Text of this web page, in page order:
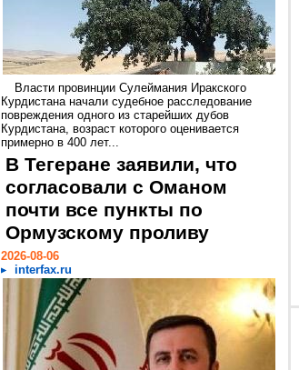
Власти провинции Сулеймания Иракского
Курдистана начали судебное расследование
повреждения одного из старейших дубов
Курдистана, возраст которого оценивается
примерно в 400 лет...
В Тегеране заявили, что
согласовали с Оманом
почти все пункты по
Ормузскому проливу
2026-08-06
interfax.ru